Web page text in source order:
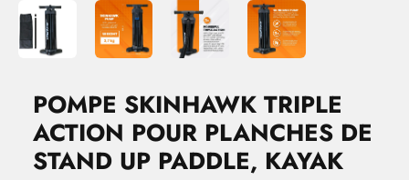
POMPE SKINHAWK TRIPLE
ACTION POUR PLANCHES DE
STAND UP PADDLE, KAYAK